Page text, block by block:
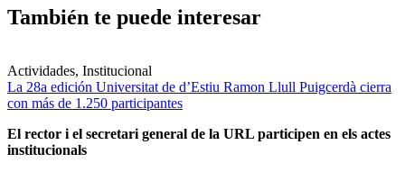
También te puede interesar
Actividades, Institucional
La 28a edición Universitat de d’Estiu Ramon Llull Puigcerdà cierra
con más de 1.250 participantes
El rector i el secretari general de la URL participen en els actes
institucionals